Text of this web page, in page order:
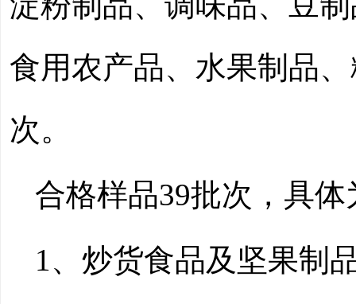
食用农产品、 水果制品、
次。
合格样品39批次，具体
1、炒货食品及坚果制